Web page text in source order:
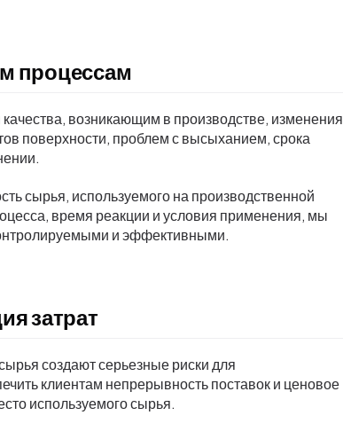
процессам
возникающим в производстве, изменения
поверхности, проблем с высыханием, срока
сырья, используемого на производственной
время реакции и условия применения, мы
и эффективными.
затрат
создают серьезные риски для
клиентам непрерывность поставок и ценовое
используемого сырья.